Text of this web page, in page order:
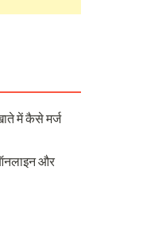
में कैसे मर्ज
और